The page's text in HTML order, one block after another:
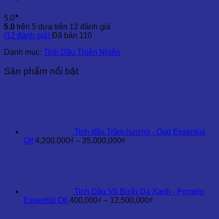
5.0
5.0 trên 5 dựa trên 12 đánh giá
(12 đánh giá) Đã bán 110
Danh mục: Tinh Dầu Thiên Nhiên
Sản phẩm nổi bật
Tinh dầu Trầm hương - Oud Essential
Oil 4,200,000₫ – 35,000,000₫
Tinh Dầu Vỏ Bưởi Da Xanh - Pomelo
Essential Oil 400,000₫ – 12,500,000₫